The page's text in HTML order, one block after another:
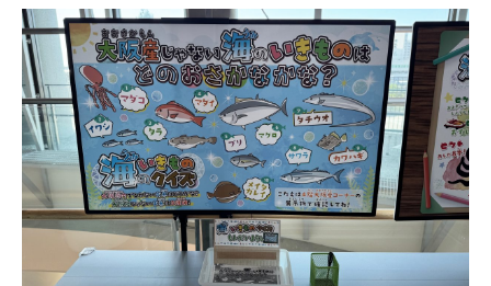
園の趣を感じながら、ゆったりとした時間を過ごせますよ。 ■早
朝ローズガーデン 5月12日（月）～5月16日（金）までは、早朝
7時に開門。 朝一番のバラ園を楽しむことができます！ ■クイズ
ラリーや、ガイドツアーも！ クイズラリーや、花苗の即売会、
ばら庭園ガイドツアーも開催。 ワークショップやセミナーなど
も開催予定です。 いろいろな視点で、春のバラを楽しむことが
できちゃいますよ。 今だから見られる春のバラを楽しもう 春バ
ラの特徴は、大きさと色鮮やかさだそう！ 今だから楽しめるバ
ラもあるようです。 今まで浜寺公園のばら園を訪れたことがあ
る方もない方も、ぜひこの機会に訪れてみてはいかがでしょう
か？ ※写真は全て施設提供